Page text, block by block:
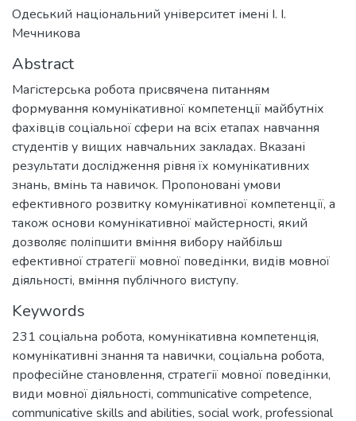
Одеський національний університет імені І. І.
Мечникова
Abstract
Магістерська робота присвячена питанням
формування комунікативної компетенції майбутніх
фахівців соціальної сфери на всіх етапах навчання
студентів у вищих навчальних закладах. Вказані
результати дослідження рівня їх комунікативних
знань, вмінь та навичок. Пропоновані умови
ефективного розвитку комунікативної компетенції, а
також основи комунікативної майстерності, який
дозволяє поліпшити вміння вибору найбільш
ефективної стратегії мовної поведінки, видів мовної
діяльності, вміння публічного виступу.
Keywords
231 соціальна робота, комунікативна компетенція,
комунікативні знання та навички, соціальна робота,
професійне становлення, стратегії мовної поведінки,
види мовної діяльності, communicative competence,
communicative skills and abilities, social work, professional